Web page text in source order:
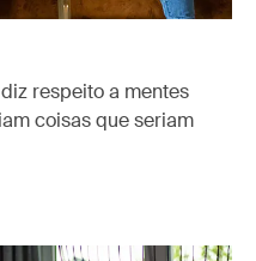
respeito a mentes
coisas que seriam